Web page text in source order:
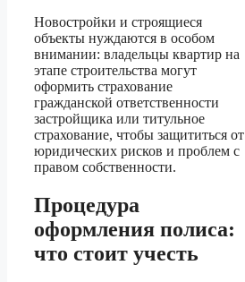
Новостройки и строящиеся
объекты нуждаются в особом
внимании: владельцы квартир на
этапе строительства могут
оформить страхование
гражданской ответственности
застройщика или титульное
страхование, чтобы защититься от
юридических рисков и проблем с
правом собственности.
Процедура
оформления полиса:
что стоит учесть